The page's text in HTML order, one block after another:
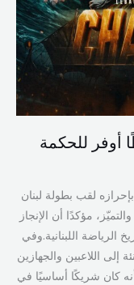
للحكمة
لقب بطولة لبنان
مؤكدًا أن الإنجاز
الرياضة اللبنانية.وفي
اللاعبين والجهازين
كان شريكًا أساسيًا في